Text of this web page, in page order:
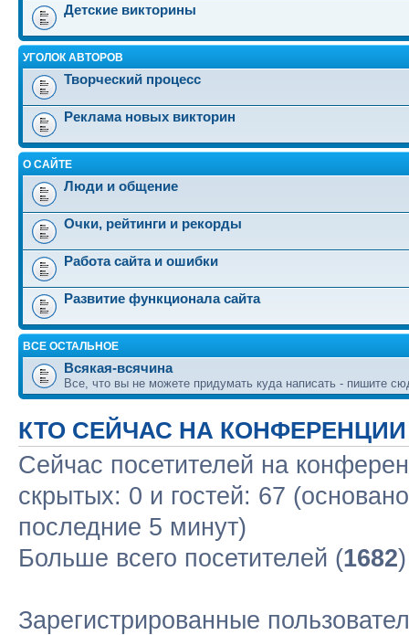
Детские викторины
УГОЛОК АВТОРОВ
Творческий процесс
Реклама новых викторин
О САЙТЕ
Люди и общение
Очки, рейтинги и рекорды
Работа сайта и ошибки
Развитие функционала сайта
ВСЕ ОСТАЛЬНОЕ
Всякая-всячина
Все, что вы не можете придумать куда написать - пишите
КТО СЕЙЧАС НА КОНФЕРЕНЦИИ
Сейчас посетителей на
скрытых: 0 и гостей: 67
последние 5 минут)
Больше всего посетителей (1682
Зарегистрированные